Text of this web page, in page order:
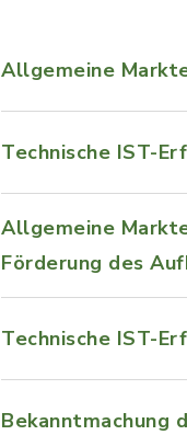
Allgemeine
Technische IST-
Allgemeine
Förderung des
Technische IST-
Bekanntmachung